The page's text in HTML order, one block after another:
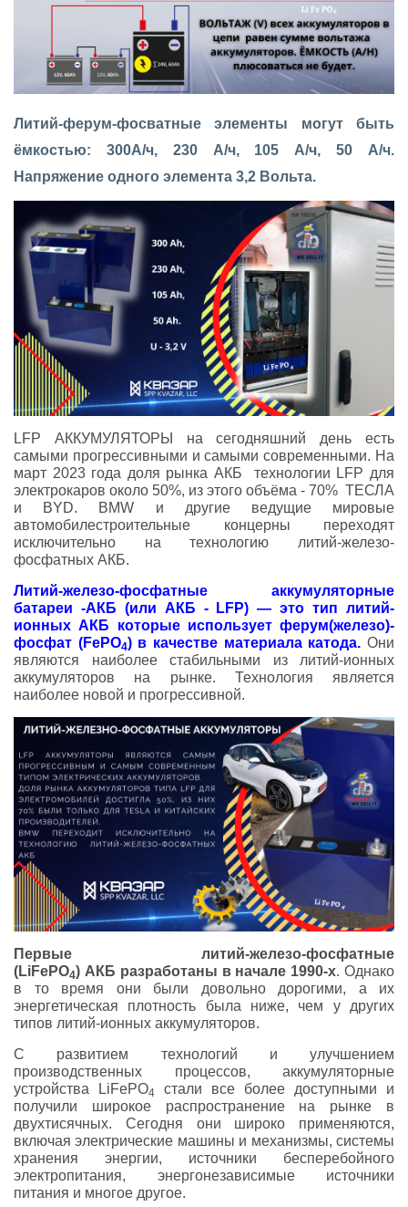
Литий-ферум-фосватные элементы могут быть
ёмкостью: 300А/ч, 230 А/ч, 105 А/ч, 50 А/ч.
Напряжение одного элемента 3,2 Вольта.
LFP АККУМУЛЯТОРЫ на сегодняшний день есть
самыми прогрессивными и самыми современными. На
март 2023 года доля рынка АКБ технологии LFP для
электрокаров около 50%, из этого объёма - 70% ТЕСЛА
и BYD. BMW и другие ведущие мировые
автомобилестроительные концерны переходят
исключительно на технологию литий-железо-
фосфатных АКБ.
Литий-железо-фосфатные аккумуляторные
батареи -АКБ (или АКБ - LFP) — это тип литий-
ионных АКБ которые использует ферум(железо)-
фосфат (FePO4) в качестве материала катода. Они
являются наиболее стабильными из литий-ионных
аккумуляторов на рынке. Технология является
наиболее новой и прогрессивной.
Первые литий-железо-фосфатные
(LiFePO4) АКБ разработаны в начале 1990-х. Однако
в то время они были довольно дорогими, а их
энергетическая плотность была ниже, чем у других
типов литий-ионных аккумуляторов.
С развитием технологий и улучшением
производственных процессов, аккумуляторные
устройства LiFePO4
стали все более доступными и
получили широкое распространение на рынке в
двухтисячных. Сегодня они широко применяются,
включая электрические машины и механизмы, системы
хранения энергии, источники бесперебойного
электропитания, энергонезависимые источники
питания и многое другое.